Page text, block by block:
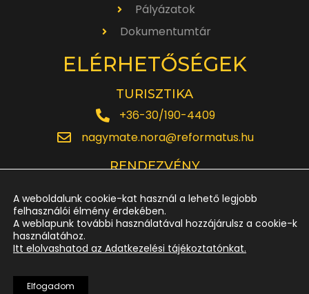
Pályázatok
Dokumentumtár
ELÉRHETŐSÉGEK
TURISZTIKA
+36-30/190-4409
nagymate.nora@reformatus.hu
RENDEZVÉNY
rendezveny.nagytemplom@reformatus.hu
+36-52/614-185
A weboldalunk cookie-kat használ a lehető legjobb
felhasználói élmény érdekében.
A weblapunk további használatával hozzájárulsz a cookie-k
használatához.
Itt elolvashatod az Adatkezelési tájékoztatónkat.
Elfogadom